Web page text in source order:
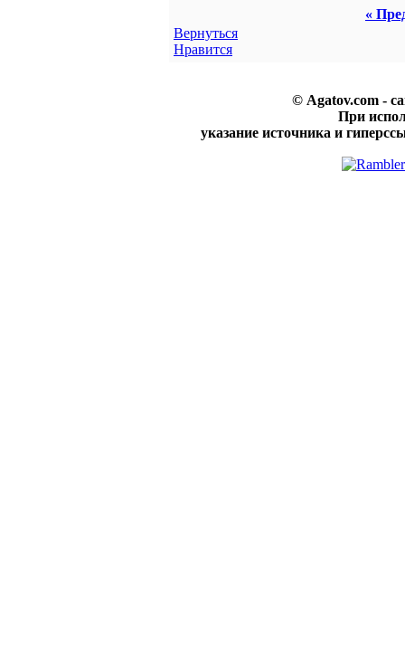
«
Вернуться
Нравится
© Agatov.com -
При
указание источника и